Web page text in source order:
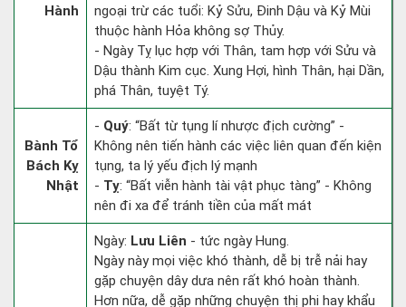
Hành
ngoại trừ các tuổi: Kỷ Sửu, Đinh Dậu và Kỷ Mùi
thuộc hành Hỏa không sợ Thủy.
- Ngày Tỵ lục hợp với Thân, tam hợp với Sửu và
Dậu thành Kim cục. Xung Hợi, hình Thân, hại Dần,
phá Thân, tuyệt Tý.
Bành Tổ
Bách Kỵ
Nhật
- Quý: “Bất từ tụng lí nhược địch cường” -
Không nên tiến hành các việc liên quan đến kiện
tụng, ta lý yếu địch lý mạnh
- Tỵ: “Bất viễn hành tài vật phục tàng” - Không
nên đi xa để tránh tiền của mất mát
Ngày: Lưu Liên - tức ngày Hung.
Ngày này mọi việc khó thành, dễ bị trễ nải hay
gặp chuyện dây dưa nên rất khó hoàn thành.
Hơn nữa, dễ gặp những chuyện thị phi hay khẩu